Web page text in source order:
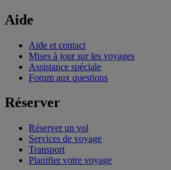
Aide
Aide et contact
Mises à jour sur les voyages
Assistance spéciale
Forum aux questions
Réserver
Réserver un vol
Services de voyage
Transport
Planifier votre voyage